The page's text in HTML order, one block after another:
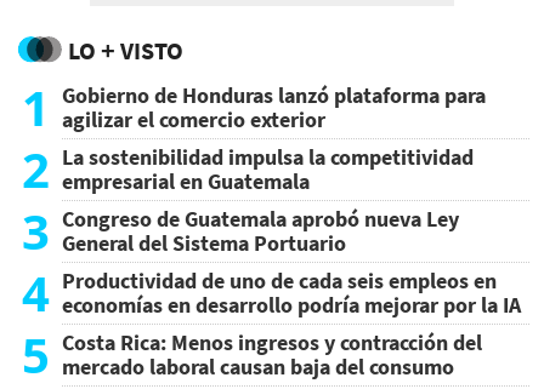
LO + VISTO
1
Gobierno de Honduras lanzó plataforma para
agilizar el comercio exterior
2 La sostenibilidad impulsa la competitividad
empresarial en Guatemala
3 Congreso de Guatemala aprobó nueva Ley
General del Sistema Portuario
4 Productividad de uno de cada seis empleos en
economías en desarrollo podría mejorar por la IA
5 Costa Rica: Menos ingresos y contracción del
mercado laboral causan baja del consumo